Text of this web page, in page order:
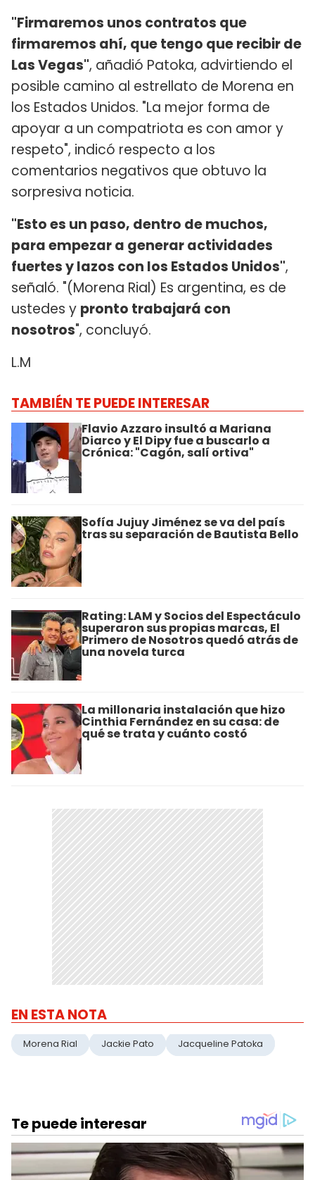
"Firmaremos unos contratos que
firmaremos ahí, que tengo que recibir de
Las Vegas", añadió Patoka, advirtiendo el
posible camino al estrellato de Morena en
los Estados Unidos. "La mejor forma de
apoyar a un compatriota es con amor y
respeto", indicó respecto a los
comentarios negativos que obtuvo la
sorpresiva noticia.
"Esto es un paso, dentro de muchos,
para empezar a generar actividades
fuertes y lazos con los Estados Unidos",
señaló. "(Morena Rial) Es argentina, es de
ustedes y pronto trabajará con
nosotros", concluyó.
L.M
TAMBIÉN TE PUEDE INTERESAR
Flavio Azzaro insultó a Mariana
Diarco y El Dipy fue a buscarlo a
Crónica: "Cagón, salí ortiva"
Sofía Jujuy Jiménez se va del país
tras su separación de Bautista Bello
Rating: LAM y Socios del Espectáculo
superaron sus propias marcas, El
Primero de Nosotros quedó atrás de
una novela turca
La millonaria instalación que hizo
Cinthia Fernández en su casa: de
qué se trata y cuánto costó
EN ESTA NOTA
Morena Rial Jackie Pato Jacqueline Patoka